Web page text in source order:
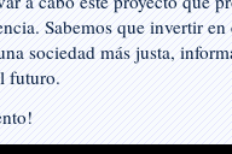
Sabemos que invertir en
sociedad más justa,
futuro.